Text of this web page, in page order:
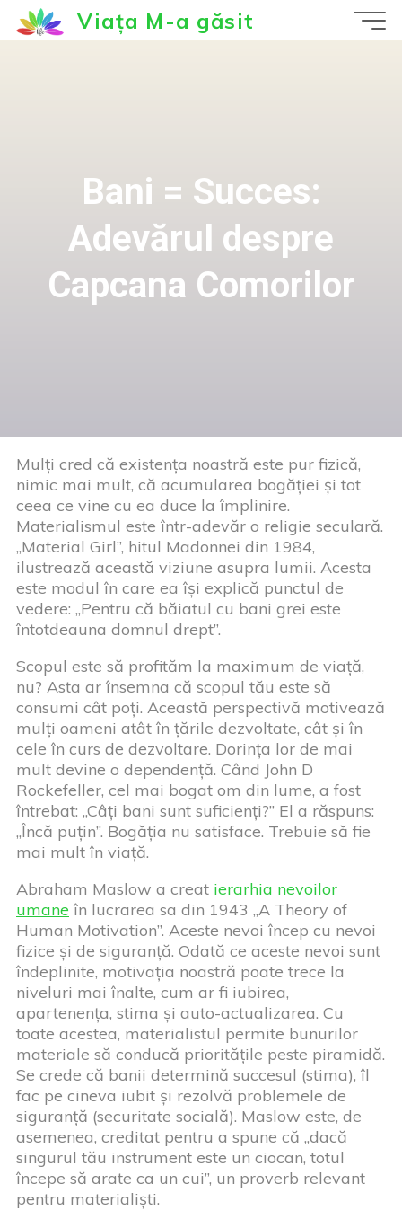
Sari
Viața M-a găsit
Bani = Succes:
Adevărul despre
Capcana Comorilor
Mulți cred că existența noastră este pur fizică,
nimic mai mult, că acumularea bogăției și tot
ceea ce vine cu ea duce la împlinire.
Materialismul este într-adevăr o religie seculară.
„Material Girl”, hitul Madonnei din 1984,
ilustrează această viziune asupra lumii. Acesta
este modul în care ea își explică punctul de
vedere: „Pentru că băiatul cu bani grei este
întotdeauna domnul drept”.
Scopul este să profităm la maximum de viață,
nu? Asta ar însemna că scopul tău este să
consumi cât poți. Această perspectivă motivează
mulți oameni atât în țările dezvoltate, cât și în
cele în curs de dezvoltare. Dorința lor de mai
mult devine o dependență. Când John D
Rockefeller, cel mai bogat om din lume, a fost
întrebat: „Câți bani sunt suficienți?” El a răspuns:
„Încă puțin”. Bogăția nu satisface. Trebuie să fie
mai mult în viață.
Abraham Maslow a creat ierarhia nevoilor
umane în lucrarea sa din 1943 „A Theory of
Human Motivation”. Aceste nevoi încep cu nevoi
fizice și de siguranță. Odată ce aceste nevoi sunt
îndeplinite, motivația noastră poate trece la
niveluri mai înalte, cum ar fi iubirea,
apartenența, stima și auto-actualizarea. Cu
toate acestea, materialistul permite bunurilor
materiale să conducă prioritățile peste piramidă.
Se crede că banii determină succesul (stima), îl
fac pe cineva iubit și rezolvă problemele de
siguranță (securitate socială). Maslow este, de
asemenea, creditat pentru a spune că „dacă
singurul tău instrument este un ciocan, totul
începe să arate ca un cui”, un proverb relevant
pentru materialiști.